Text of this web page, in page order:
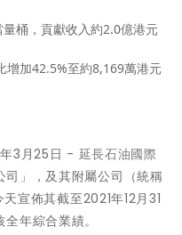
桶，貢獻收入約2.0億港元
增加42.5%至約8,169萬港元
3月25日 - 延長石油國際
司」，及其附屬公司（統稱
宣佈其截至2021年12月31
年綜合業績。